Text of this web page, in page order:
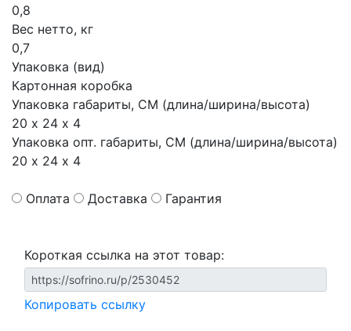
0,8
Вес нетто, кг
0,7
Упаковка (вид)
Картонная коробка
Упаковка габариты, СМ (длина/ширина/высота)
20 х 24 х 4
Упаковка опт. габариты, СМ (длина/ширина/высота)
20 х 24 х 4
Оплата Доставка Гарантия
Короткая ссылка на этот товар:
Копировать ссылку